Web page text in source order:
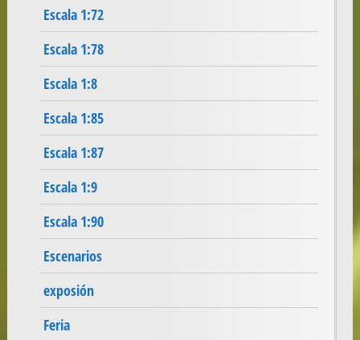
Escala 1:72
Escala 1:78
Escala 1:8
Escala 1:85
Escala 1:87
Escala 1:9
Escala 1:90
Escenarios
exposión
Feria